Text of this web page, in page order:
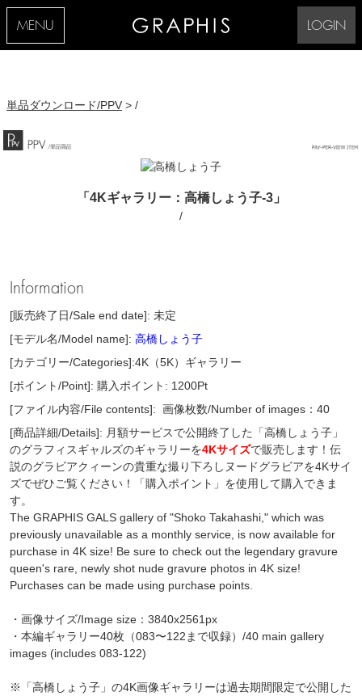
MENU LOGIN
単品ダウンロード/PPV > /
「4Kギャラリー：高橋しょう子-3」
/
Information
[販売終了日/Sale end date]: 未定
[モデル名/Model name]:高橋しょう子
[カテゴリー/Categories]:4K（5K）ギャラリー
[ポイント/Point]: 購入ポイント: 1200Pt
[ファイル内容/File contents]: 画像枚数/Number of images：40
[商品詳細/Details]: 月額サービスで公開終了した「高橋しょう子」
のグラフィスギャルズのギャラリーを4Kサイズで販売します！伝
説のグラビアクィーンの貴重な撮り下ろしヌードグラビアを4Kサイ
ズでぜひご覧ください！「購入ポイント」を使用して購入できま
す。
The GRAPHIS GALS gallery of "Shoko Takahashi," which was
previously unavailable as a monthly service, is now available for
purchase in 4K size! Be sure to check out the legendary gravure
queen's rare, newly shot nude gravure photos in 4K size!
Purchases can be made using purchase points.
・画像サイズ/Image size：3840x2561px
・本編ギャラリー40枚（083〜122まで収録）/40 main gallery
images (includes 083-122)
※「高橋しょう子」の4K画像ギャラリーは過去期間限定で公開した